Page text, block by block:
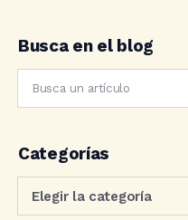
Busca en el blog
Categorías